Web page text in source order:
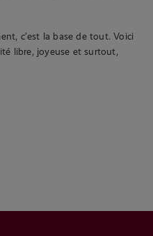
c’est la base de tout. Voici
libre, joyeuse et surtout,